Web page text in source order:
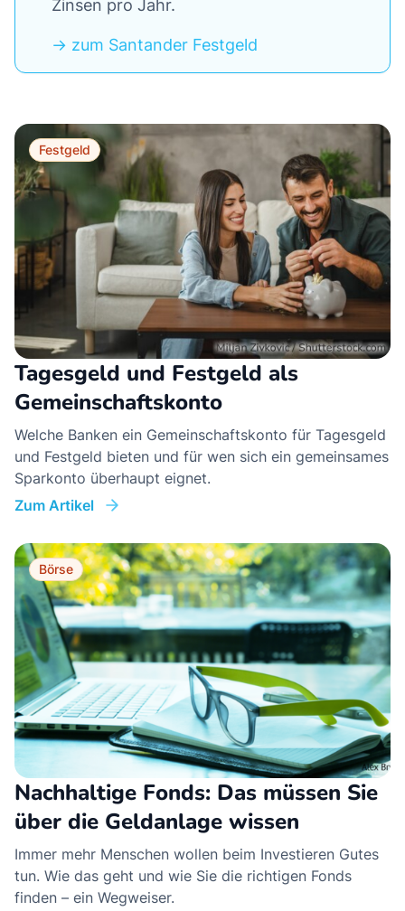
Zinsen pro Jahr.
-> zum Santander Festgeld
Festgeld
Tagesgeld und Festgeld als
Gemeinschaftskonto
Welche Banken ein Gemeinschaftskonto für Tagesgeld
und Festgeld bieten und für wen sich ein gemeinsames
Sparkonto überhaupt eignet.
Zum Artikel
Börse
Nachhaltige Fonds: Das müssen Sie
über die Geldanlage wissen
Immer mehr Menschen wollen beim Investieren Gutes
tun. Wie das geht und wie Sie die richtigen Fonds
finden – ein Wegweiser.